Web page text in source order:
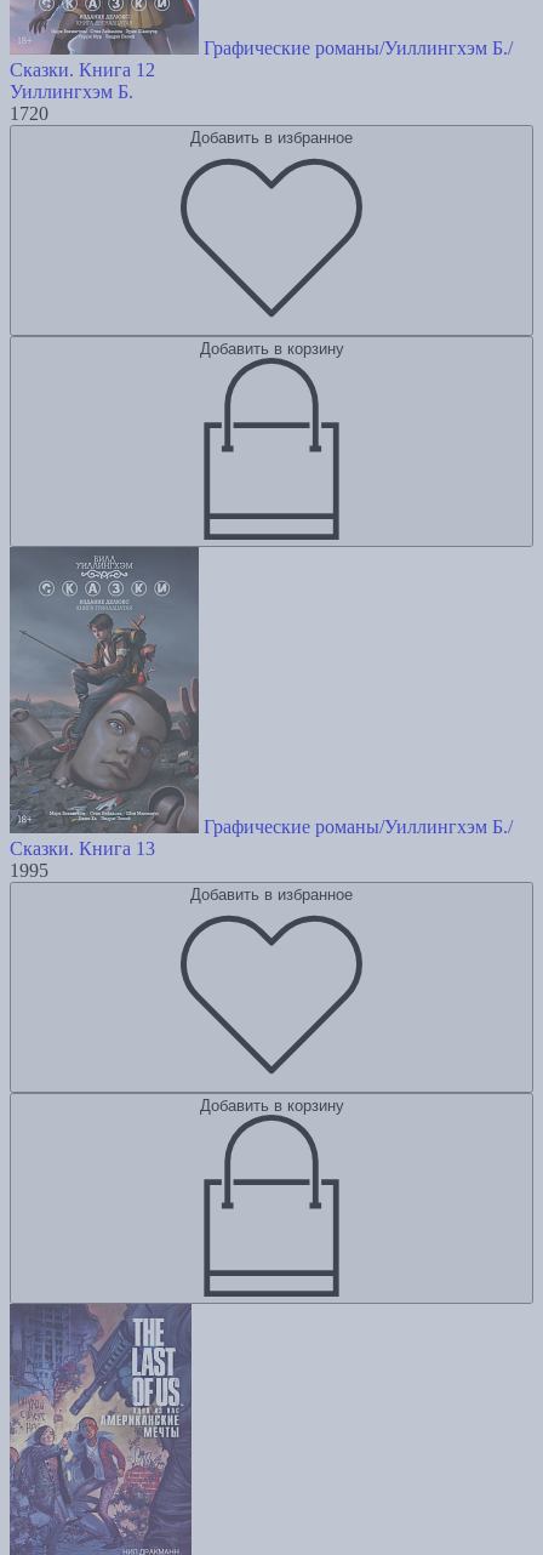
Графические романы/Уиллингхэм Б./
Сказки. Книга 12
Уиллингхэм Б.
1720
Добавить в избранное
Добавить в корзину
Графические романы/Уиллингхэм Б./
Сказки. Книга 13
1995
Добавить в избранное
Добавить в корзину